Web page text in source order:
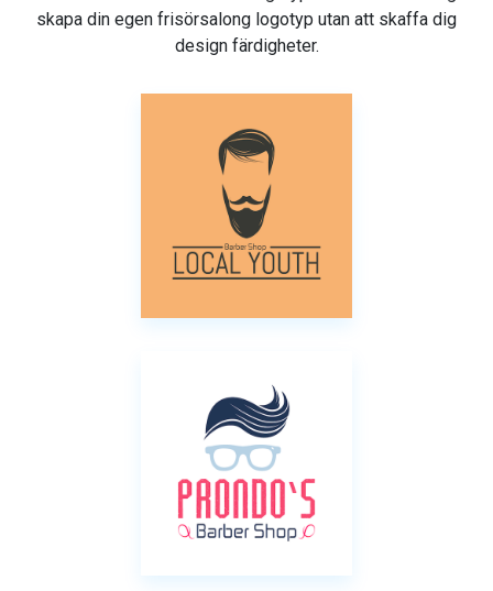
skapa din egen frisörsalong logotyp utan att skaffa dig
design färdigheter.